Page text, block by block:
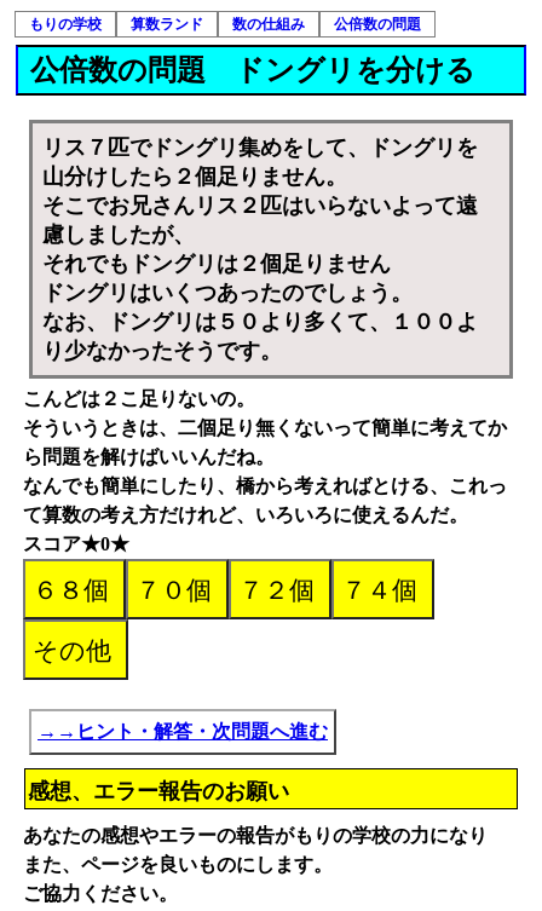
もりの学校 算数ランド 数の仕組み 公倍数の問題
公倍数の問題 ドングリを分ける
リス７匹でドングリ集めをして、ドングリを
山分けしたら２個足りません。
そこでお兄さんリス２匹はいらないよって遠
慮しましたが、
それでもドングリは２個足りません
ドングリはいくつあったのでしょう。
なお、ドングリは５０より多くて、１００よ
り少なかったそうです。
こんどは２こ足りないの。
そういうときは、二個足り無くないって簡単に考えてか
ら問題を解けばいいんだね。
なんでも簡単にしたり、橋から考えればとける、これっ
て算数の考え方だけれど、いろいろに使えるんだ。
スコア★0★
→→ヒント・解答・次問題へ進む
感想、エラー報告のお願い
あなたの感想やエラーの報告がもりの学校の力になり
また、ページを良いものにします。
ご協力ください。